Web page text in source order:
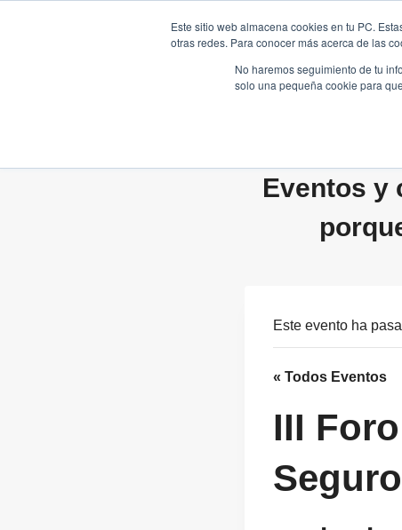
Este sitio web almacena cookies en tu PC.
otras redes. Para conocer más acerca de las
No haremos seguimiento de tu
solo una pequeña cookie para
HOME
Eventos y
Este evento ha
« Todos Eventos
III